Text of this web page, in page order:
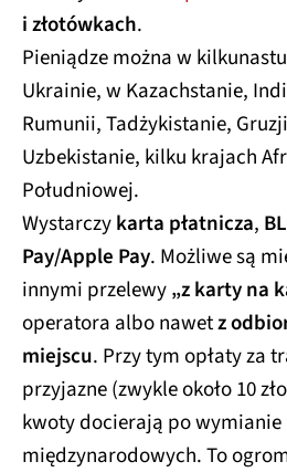
i złotówkach.
Pieniądze można w
Ukrainie, w Kazachstanie,
Rumunii, Tadżykistanie,
Uzbekistanie, kilku krajach
Południowej.
Wystarczykarta płatnicza,
Pay/Apple Pay. Możliwe są
innymi przelewy„z karty na
operatora albo nawetz
miejscu. Przy tym opłaty za
przyjazne (zwykle około 10
kwoty docierają po wymianie
międzynarodowych. To